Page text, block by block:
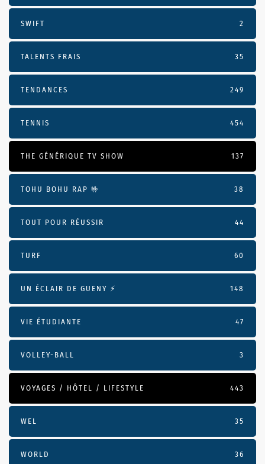
SWIFT 2
TALENTS FRAIS 35
TENDANCES 249
TENNIS 454
THE GÉNÉRIQUE TV SHOW 137
TOHU BOHU RAP 🤟 38
TOUT POUR RÉUSSIR 44
TURF 60
UN ÉCLAIR DE GUENY ⚡️ 148
VIE ÉTUDIANTE 47
VOLLEY-BALL 3
VOYAGES / HÔTEL / LIFESTYLE 443
WEL 35
WORLD 36